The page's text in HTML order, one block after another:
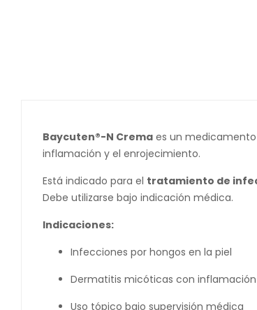
Baycuten®-N Crema es un
inflamación y el enrojecimiento.
Está indicado para el tratamiento de
Debe utilizarse bajo indicación médica.
Indicaciones:
Infecciones por hongos en la piel
Dermatitis micóticas con inflamación
Uso tópico bajo supervisión médica